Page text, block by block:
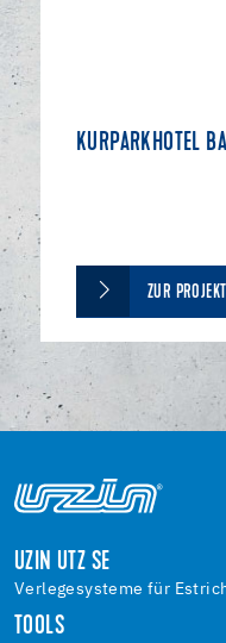
KURPARKHOTEL
ZUR
UZIN UTZ SE
Verlegesysteme für
TOOLS